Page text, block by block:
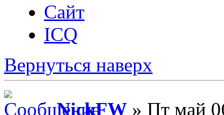
Сайт
ICQ
Вернуться наверх
NickFW » Пт май